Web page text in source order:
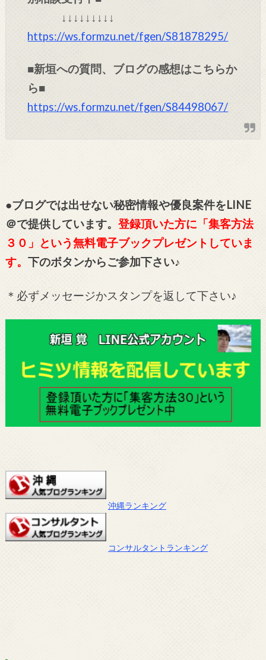
↓↓↓↓↓↓↓↓↓
https://ws.formzu.net/fgen/S81878295/
■新垣への質問、ブログの感想はこちらか
ら■
https://ws.formzu.net/fgen/S84498067/
●ブログでは出せない秘密情報や優良案件をLINE
＠で提供しています。 登録頂いた方に「集客方法
３０」という無料電子ブックプレゼントしていま
す。 下のボタンからご参加下さい♪
＊必ずメッセージかスタンプを返して下さい♪
沖縄ランキング
コンサルタントランキング